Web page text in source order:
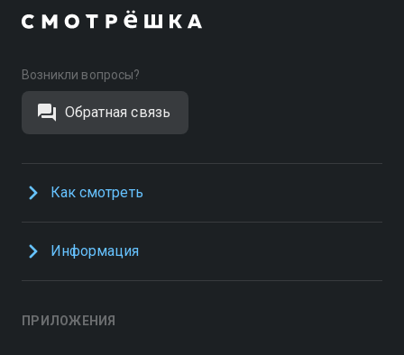
Возникли вопросы?
Обратная связь
Как смотреть
Информация
ПРИЛОЖЕНИЯ